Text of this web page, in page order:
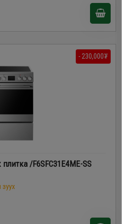
- 230,000₮
/F6SFC31E4ME-SS